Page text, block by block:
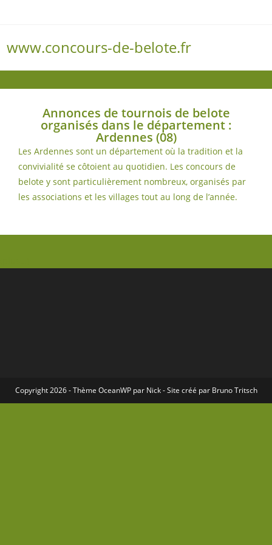
www.concours-de-belote.fr
Annonces de tournois de belote
organisés dans le département :
Ardennes (08)
Les Ardennes sont un département où la tradition et la
convivialité se côtoient au quotidien. Les concours de
belote y sont particulièrement nombreux, organisés par
les associations et les villages tout au long de l’année.
Copyright 2026 - Thème OceanWPpar Nick - Site créé par Bruno Tritsch